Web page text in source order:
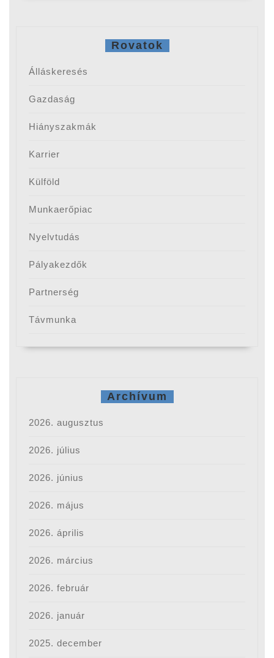
Rovatok
Álláskeresés
Gazdaság
Hiányszakmák
Karrier
Külföld
Munkaerőpiac
Nyelvtudás
Pályakezdők
Partnerség
Távmunka
Archívum
2026. augusztus
2026. július
2026. június
2026. május
2026. április
2026. március
2026. február
2026. január
2025. december